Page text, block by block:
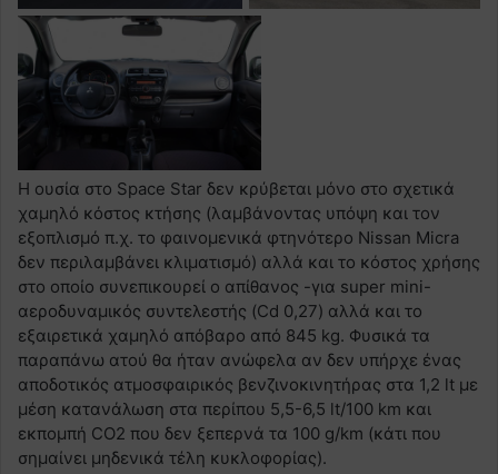
Η ουσία στο Space Star δεν κρύβεται μόνο στο σχετικά
χαμηλό κόστος κτήσης (λαμβάνοντας υπόψη και τον
εξοπλισμό π.χ. το φαινομενικά φτηνότερο Nissan Micra
δεν περιλαμβάνει κλιματισμό) αλλά και το κόστος χρήσης
στο οποίο συνεπικουρεί ο απίθανος -για super mini-
αεροδυναμικός συντελεστής (Cd 0,27) αλλά και το
εξαιρετικά χαμηλό απόβαρο από 845 kg. Φυσικά τα
παραπάνω ατού θα ήταν ανώφελα αν δεν υπήρχε ένας
αποδοτικός ατμοσφαιρικός βενζινοκινητήρας στα 1,2 lt με
μέση κατανάλωση στα περίπου 5,5-6,5 lt/100 km και
εκπομπή CO2 που δεν ξεπερνά τα 100 g/km (κάτι που
σημαίνει μηδενικά τέλη κυκλοφορίας).